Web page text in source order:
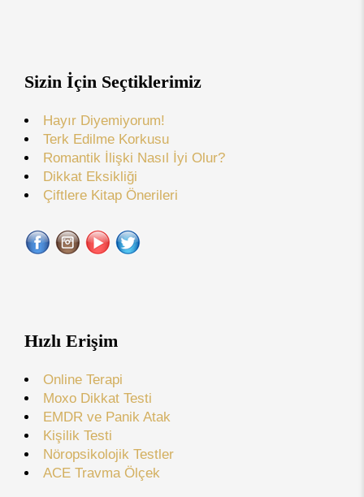
Sizin İçin Seçtiklerimiz
Hayır Diyemiyorum!
Terk Edilme Korkusu
Romantik İlişki Nasıl İyi Olur?
Dikkat Eksikliği
Çiftlere Kitap Önerileri
Hızlı Erişim
Online Terapi
Moxo Dikkat Testi
EMDR ve Panik Atak
Kişilik Testi
Nöropsikolojik Testler
ACE Travma Ölçek